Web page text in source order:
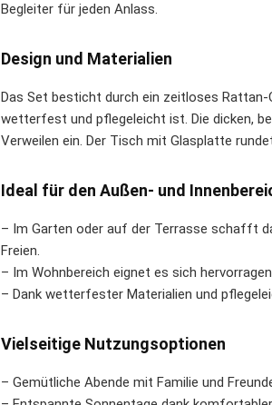
Begleiter für jeden Anlass.
Design und Materialien
Das Set besticht durch ein zeitloses
wetterfest und pflegeleicht ist. Die dicken,
Verweilen ein. Der Tisch mit Glasplatte
Ideal für den Außen- und
– Im Garten oder auf der Terrasse schafft
Freien.
– Im Wohnbereich eignet es sich
– Dank wetterfester Materialien und
Vielseitige Nutzungsoptionen
– Gemütliche Abende mit Familie und